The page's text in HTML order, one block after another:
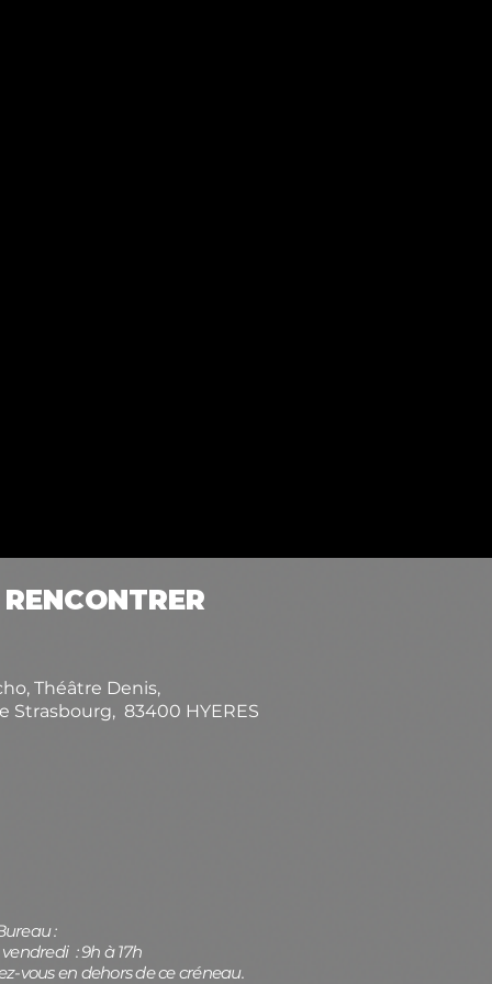
Théâtre Denis,
Strasbourg, 83400 HYERES
:
: 9h à 17h
vous en dehors de ce créneau.